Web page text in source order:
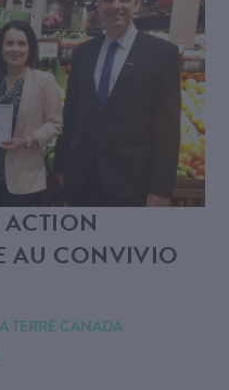
AU CONVIVIO
TERRE CANADA